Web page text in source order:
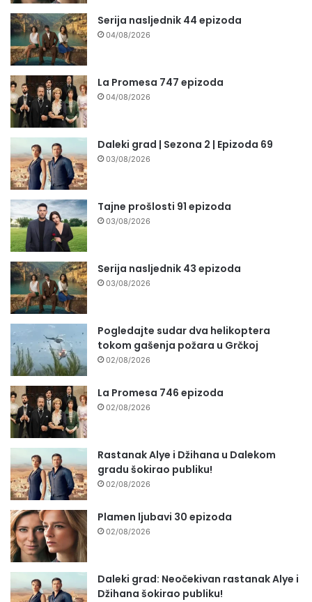
Serija nasljednik 44 epizoda
04/08/2026
La Promesa 747 epizoda
04/08/2026
Daleki grad | Sezona 2 | Epizoda 69
03/08/2026
Tajne prošlosti 91 epizoda
03/08/2026
Serija nasljednik 43 epizoda
03/08/2026
Pogledajte sudar dva helikoptera
tokom gašenja požara u Grčkoj
02/08/2026
La Promesa 746 epizoda
02/08/2026
Rastanak Alye i Džihana u Dalekom
gradu šokirao publiku!
02/08/2026
Plamen ljubavi 30 epizoda
02/08/2026
Daleki grad: Neočekivan rastanak Alye i
Džihana šokirao publiku!